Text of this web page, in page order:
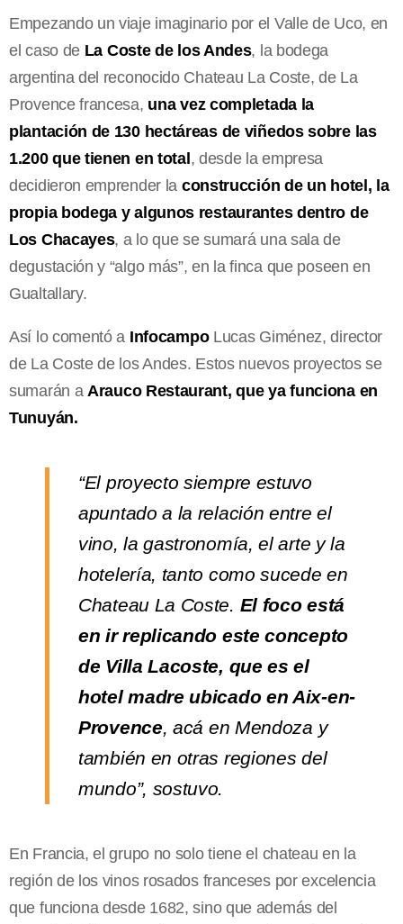
Empezando un viaje imaginario por el Valle de Uco, en
el caso de La Coste de los Andes, la bodega
argentina del reconocido Chateau La Coste, de La
Provence francesa, una vez completada la
plantación de 130 hectáreas de viñedos sobre las
1.200 que tienen en total, desde la empresa
decidieron emprender la construcción de un hotel, la
propia bodega y algunos restaurantes dentro de
Los Chacayes, a lo que se sumará una sala de
degustación y “algo más”, en la finca que poseen en
Gualtallary.
Así lo comentó a InfocampoLucas Giménez, director
de La Coste de los Andes. Estos nuevos proyectos se
sumarán a Arauco Restaurant, que ya funciona en
Tunuyán.
“El proyecto siempre estuvo
apuntado a la relación entre el
vino, la gastronomía, el arte y la
hotelería, tanto como sucede en
Chateau La Coste. El foco está
en ir replicando este concepto
de Villa Lacoste, que es el
hotel madre ubicado en Aix-en-
Provence , acá en Mendoza y
también en otras regiones del
mundo”, sostuvo.
En Francia, el grupo no solo tiene el chateau en la
región de los vinos rosados franceses por excelencia
que funciona desde 1682, sino que además del